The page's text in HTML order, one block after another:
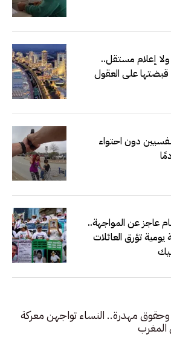
ولا إعلام مستقل..
قبضتها على العقول
دون احتواء
عاجز عن المواجهة..
يومية تؤرق العائلات
وحقوق مهدرة.. النساء تواجهن معركة